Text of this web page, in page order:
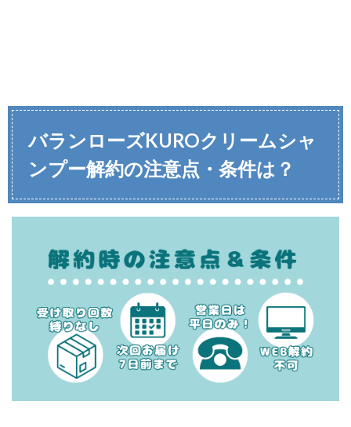
バランローズKUROクリームシャ
ンプー解約の注意点・条件は？